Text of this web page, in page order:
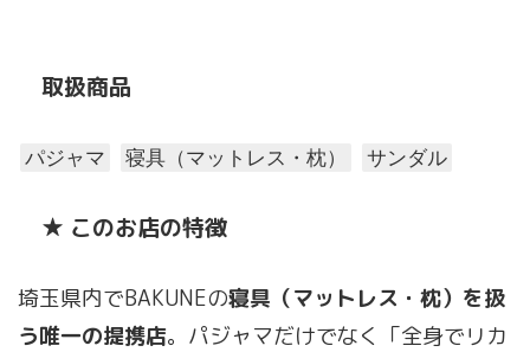
取扱商品
パジャマ 寝具（マットレス・枕） サンダル
★ このお店の特徴
埼玉県内でBAKUNEの寝具（マットレス・枕）を扱
う唯一の提携店。パジャマだけでなく「全身でリカ